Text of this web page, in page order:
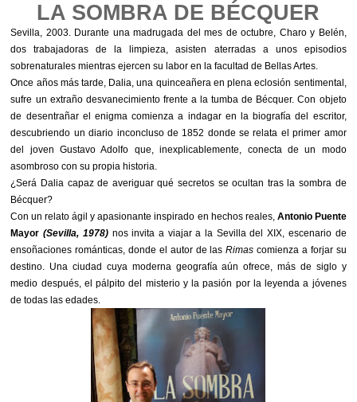
LA SOMBRA DE BÉCQUER
Sevilla, 2003. Durante una madrugada del mes de octubre, Charo y Belén,
dos trabajadoras de la limpieza, asisten aterradas a unos episodios
sobrenaturales mientras ejercen su labor en la facultad de Bellas Artes.
Once años más tarde, Dalia, una quinceañera en plena eclosión sentimental,
sufre un extraño desvanecimiento frente a la tumba de Bécquer. Con objeto
de desentrañar el enigma comienza a indagar en la biografía del escritor,
descubriendo un diario inconcluso de 1852 donde se relata el primer amor
del joven Gustavo Adolfo que, inexplicablemente, conecta de un modo
asombroso con su propia historia.
¿Será Dalia capaz de averiguar qué secretos se ocultan tras la sombra de
Bécquer?
Con un relato ágil y apasionante inspirado en hechos reales, Antonio Puente
Mayor(Sevilla, 1978) nos invita a viajar a la Sevilla del XIX, escenario de
ensoñaciones románticas, donde el autor de lasRimascomienza a forjar su
destino. Una ciudad cuya moderna geografía aún ofrece, más de siglo y
medio después, el pálpito del misterio y la pasión por la leyenda a jóvenes
de todas las edades.